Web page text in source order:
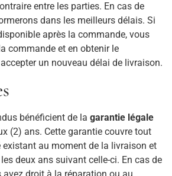
entre les parties. En cas de
dans les meilleurs délais. Si
après la commande, vous
commande et en obtenir le
un nouveau délai de livraison.
bénéficient de la garantie légale
(2) ans. Cette garantie couvre tout
au moment de la livraison et
deux ans suivant celle-ci. En cas de
droit à la réparation ou au